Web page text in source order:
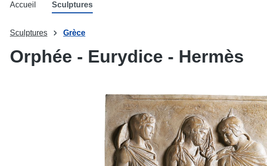
Accueil Sculptures
Sculptures Grèce
Orphée - Eurydice - Hermès